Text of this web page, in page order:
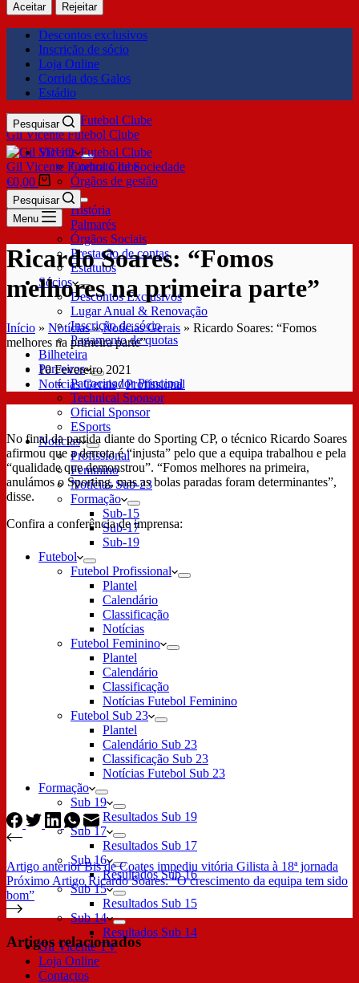
Aceitar Rejeitar
Descontos exclusivos
Inscrição de sócio
Loja Online
Corrida dos Galos
Estádio
Gil Vicente Futebol Clube
Pesquisar
SDUQ
Contrato de Sociedade
Órgãos de gestão
Clube
História
Palmarés
Órgãos Sociais
Prestação de contas
Estatutos
Sócios
Descontos Exclusivos
Lugar Anual & Renovação
Inscrição de sócio
Pagamento de quotas
Bilheteira
Parceiros
Patrocinador Principal
Technical Sponsor
Oficial Sponsor
ESports
Notícias
Profissional
Feminino
Notícias Sub-23
Formação
Sub-15
Sub-17
Sub-19
Futebol
Futebol Profissional
Plantel
Calendário
Classificação
Notícias
Futebol Feminino
Plantel
Calendário
Classificação
Notícias Futebol Feminino
Futebol Sub 23
Plantel
Calendário Sub 23
Classificação Sub 23
Notícias Futebol Sub 23
Formação
Sub 19
Resultados Sub 19
Sub 17
Resultados Sub 17
Sub 16
Resultados Sub 16
Sub 15
Resultados Sub 15
Sub 14
Resultados Sub 14
Gil Vicente TV
Loja Online
Contactos
Gil Vicente Futebol Clube
€0,00
Pesquisar
Menu
Ricardo Soares: “Fomos
melhores na primeira parte”
Início » Notícias»Notícias Gerais » Ricardo Soares: “Fomos
melhores na primeira parte”
10 Fevereiro 2021
Notícias Gerais/Profissional
No final da partida diante do Sporting CP, o técnico Ricardo Soares
afirmou que a derrota é “injusta” pelo que a equipa trabalhou e pela
“qualidade que demonstrou”. “Fomos melhores na primeira,
anulámos o Sporting, mas as bolas paradas foram determinantes”,
disse.
Confira a conferência de imprensa:
Artigo anteriorBis de Coates impediu vitória Gilista à 18ª jornada
Próximo Artigo Ricardo Soares: “O crescimento da equipa tem sido
bom”
Artigos relacionados